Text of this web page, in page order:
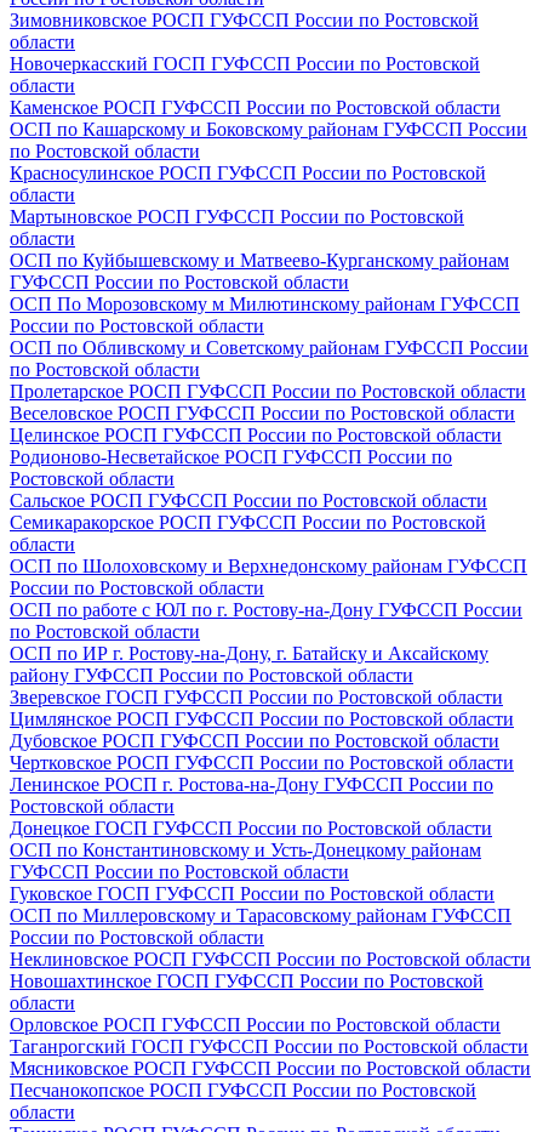
Зимовниковское РОСП ГУФССП России по Ростовской
области
Новочеркасский ГОСП ГУФССП России по Ростовской
области
Каменское РОСП ГУФССП России по Ростовской области
ОСП по Кашарскому и Боковскому районам ГУФССП России
по Ростовской области
Красносулинское РОСП ГУФССП России по Ростовской
области
Мартыновское РОСП ГУФССП России по Ростовской
области
ОСП по Куйбышевскому и Матвеево-Курганскому районам
ГУФССП России по Ростовской области
ОСП По Морозовскому м Милютинскому районам ГУФССП
России по Ростовской области
ОСП по Обливскому и Советскому районам ГУФССП России
по Ростовской области
Пролетарское РОСП ГУФССП России по Ростовской области
Веселовское РОСП ГУФССП России по Ростовской области
Целинское РОСП ГУФССП России по Ростовской области
Родионово-Несветайское РОСП ГУФССП России по
Ростовской области
Сальское РОСП ГУФССП России по Ростовской области
Семикаракорское РОСП ГУФССП России по Ростовской
области
ОСП по Шолоховскому и Верхнедонскому районам ГУФССП
России по Ростовской области
ОСП по работе с ЮЛ по г. Ростову-на-Дону ГУФССП России
по Ростовской области
ОСП по ИР г. Ростову-на-Дону, г. Батайску и Аксайскому
району ГУФССП России по Ростовской области
Зверевское ГОСП ГУФССП России по Ростовской области
Цимлянское РОСП ГУФССП России по Ростовской области
Дубовское РОСП ГУФССП России по Ростовской области
Чертковское РОСП ГУФССП России по Ростовской области
Ленинское РОСП г. Ростова-на-Дону ГУФССП России по
Ростовской области
Донецкое ГОСП ГУФССП России по Ростовской области
ОСП по Константиновскому и Усть-Донецкому районам
ГУФССП России по Ростовской области
Гуковское ГОСП ГУФССП России по Ростовской области
ОСП по Миллеровскому и Тарасовскому районам ГУФССП
России по Ростовской области
Неклиновское РОСП ГУФССП России по Ростовской области
Новошахтинское ГОСП ГУФССП России по Ростовской
области
Орловское РОСП ГУФССП России по Ростовской области
Таганрогский ГОСП ГУФССП России по Ростовской области
Мясниковское РОСП ГУФССП России по Ростовской области
Песчанокопское РОСП ГУФССП России по Ростовской
области